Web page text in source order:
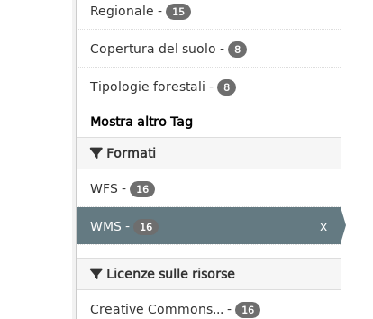
Regionale - 15
Copertura del suolo - 8
Tipologie forestali - 8
Mostra altro Tag
Formati
WFS - 16
WMS - 16 x
Licenze sulle risorse
Creative Commons... - 16